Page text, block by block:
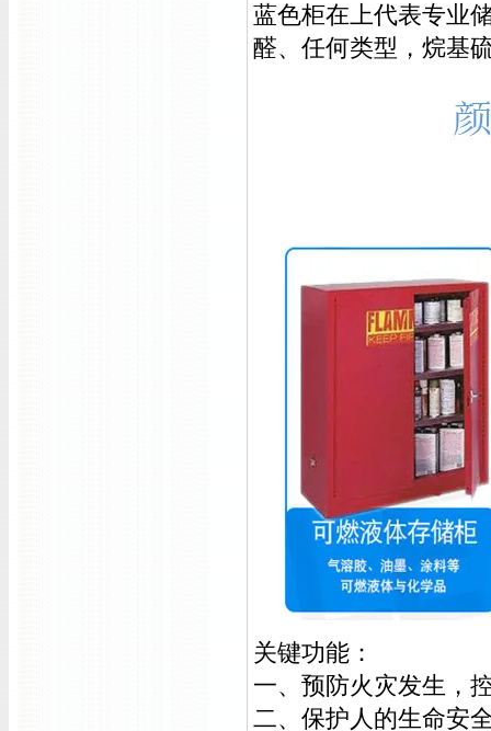
蓝色柜在上代表专业
醛、任何类型，烷基
关键功能：
一、预防火灾发生，
二、保护人的生命安